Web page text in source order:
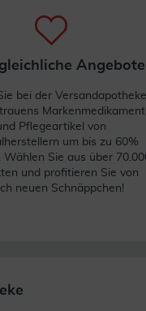
Angebote
bei der Versandapotheke
Pflegeartikel von
um bis zu 60%
Wählen Sie aus über
und profitieren Sie von
neuen Schnäppchen!